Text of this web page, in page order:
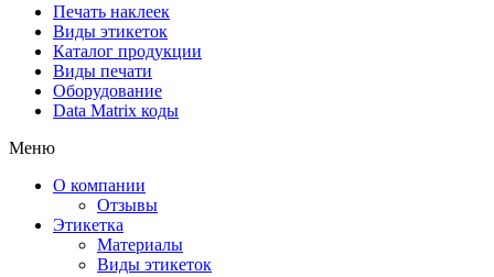
Печать наклеек
Виды этикеток
Каталог продукции
Виды печати
Оборудование
Data Matrix коды
Меню
О компании
Отзывы
Этикетка
Материалы
Виды этикеток